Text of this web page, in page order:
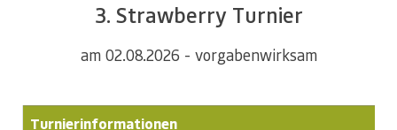
3. Strawberry Turnier
am 02.08.2026 - vorgabenwirksam
Turnierinformationen